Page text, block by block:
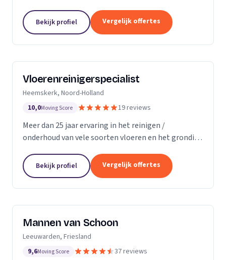
schijven. Direct antwoord en flexibele
inzetbaarheid....
Bekijk profiel Vergelijk offertes
Vloerenreinigerspecialist
Heemskerk, Noord-Holland
10,0Moving Score 19 reviews
Meer dan 25 jaar ervaring in het reinigen /
onderhoud van vele soorten vloeren en het grondig
objecten zoals meubels en stoelen, zowel bij u
thuis...
Bekijk profiel Vergelijk offertes
Mannen van Schoon
Leeuwarden, Friesland
9,6Moving Score 37 reviews